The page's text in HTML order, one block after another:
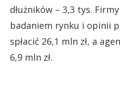
dłużników – 3,3 tys.
badaniem rynku i opinii
spłacić 26,1 mln zł, a
6,9 mln zł.